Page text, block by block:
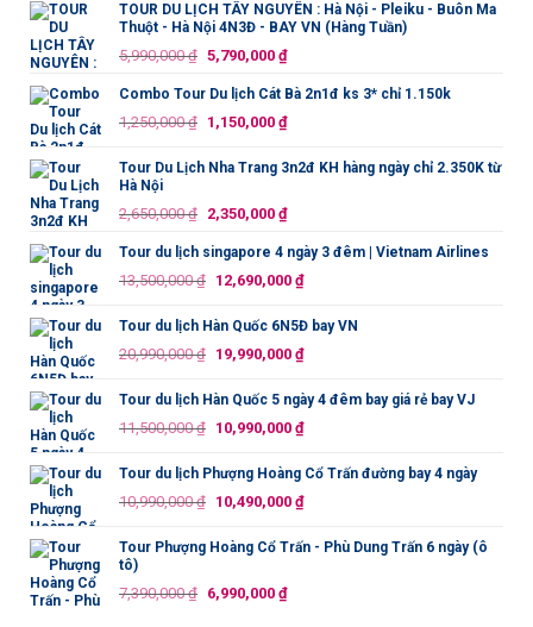
là:
750,000 ₫.
tại
699,000 ₫.
TOUR DU LỊCH TÂY NGUYÊN : Hà Nội - Pleiku - Buôn Ma
Thuột - Hà Nội 4N3Đ - BAY VN (Hàng Tuần)
5,990,000₫ Giá
là:
5,990,000 ₫.
5,790,000 ₫Giá
tại
là:
Combo Tour Du lịch Cát Bà 2n1đ ks 3* chỉ 1.150k
1,250,000₫ Giá
là:
1,150,000 ₫Giá
tại
1,150,000 ₫.
Tour Du Lịch Nha Trang 3n2đ KH hàng ngày chỉ 2.350K từ
Hà Nội
2,650,000₫ Giá
là:
2,650,000 ₫.
2,350,000 ₫Giá
tại
là:
Tour du lịch singapore 4 ngày 3 đêm | Vietnam Airlines
13,500,000₫ Giá
là:
13,500,000 ₫.
12,690,000 ₫Giá
tại
là:
Tour du lịch Hàn Quốc 6N5Đ bay VN
20,990,000₫ Giá
là:
20,990,000 ₫.
19,990,000 ₫Giá
tại
là:
Tour du lịch Hàn Quốc 5 ngày 4 đêm bay giá rẻ bay VJ
11,500,000₫ Giá
là:
11,500,000 ₫.
10,990,000 ₫Giá
tại
là:
Tour du lịch Phượng Hoàng Cổ Trấn đường bay 4 ngày
10,990,000₫ Giá
là:
10,490,000 ₫Giá
tại
Tour Phượng Hoàng Cổ Trấn - Phù Dung Trấn 6 ngày (ô
tô)
7,390,000₫ Giá
6,990,000 ₫Giá